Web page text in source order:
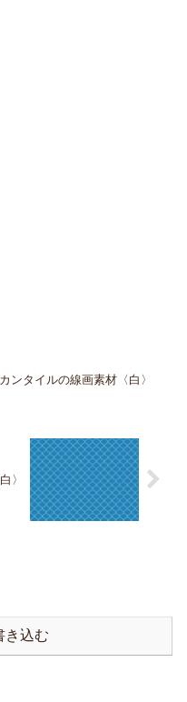
ンタイルの線画素材〈白〉
〉
き込む